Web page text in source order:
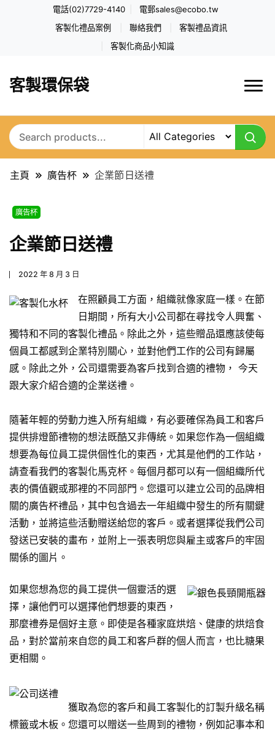
電話(02)7729-4140 電郵sales@ecobo.tw
客製化禮品案例 聯絡我們 客製禮品資訊
客製化商品小知識
客製環保袋
主頁 廣告杯 企業節日送禮
廣告杯
企業節日送禮
2022 年 8 月 3 日
在照顧員工方面，組織就像家庭一樣。在節
日期間，所有大小公司都在尋找令人興奮、
獨特和不同的客製化禮品 。除此之外，這些贈品還應該使每
個員工都感到企業特別關心，並對他們工作的公司有歸屬
感。除此之外，公司還需要為客戶找到合適的禮物， 今天
跟大家介紹合適的企業送禮。
隨著年輕的勞動力進入所有組織，有必要確保為員工和客戶
提供排燈節禮物的想法既酷又非傳統。如果您作為一個組織
想要為每位員工提供個性化的東西，尤其是他們的工作站，
請查看我們的客製化馬克杯 。每個月都可以有一個組織所代
表的價值觀或那裡的不同部門。您還可以建立公司的品牌相
關的廣告杯禮品，其中包含過去一年組織中發生的所有關鍵
活動，並將這些活動贈送給您的客戶。或者選擇從我們公司
發送已安裝的畫布，並附上一張表明您與雇主或客戶的牢固
關係的圖片。
如果您想為您的員工提供一個靈活的選
擇，讓他們可以選擇他們想要的東西，
那麼禮券是個好主意。即使是各種家庭烘焙、健康的烘焙食
品，對於當前來自您的員工和客戶群的個人而言，也比糖果
更相關。
獲取為您的客戶和員工客製化的訂製升級名稱
標籤或木板。您還可以贈送一些周到的禮物，例如記事本和